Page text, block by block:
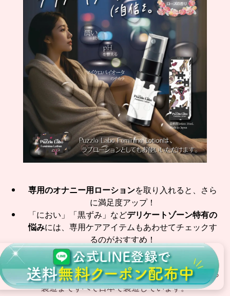
専用のオナニー用ローションを取り入れると、さら
に満足度アップ！
「におい」「黒ずみ」などデリケートゾーン特有の
悩みには、専用ケアアイテムもあわせてチェックす
るのがおすすめ！
1本使い切りで美容液3mLも入っており、成分の抽出から
製造まですべて日本で製造しています。